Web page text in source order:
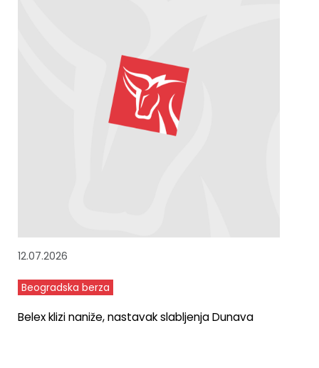
12.07.2026
Beogradska berza
Belex klizi naniže, nastavak slabljenja Dunava